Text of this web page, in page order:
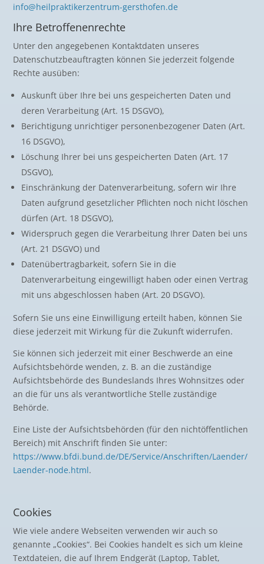
info@heilpraktikerzentrum-gersthofen.de
Ihre Betroffenenrechte
Unter den angegebenen Kontaktdaten unseres
Datenschutzbeauftragten können Sie jederzeit folgende
Rechte ausüben:
Auskunft über Ihre bei uns gespeicherten Daten und
deren Verarbeitung (Art. 15 DSGVO),
Berichtigung unrichtiger personenbezogener Daten (Art.
16 DSGVO),
Löschung Ihrer bei uns gespeicherten Daten (Art. 17
DSGVO),
Einschränkung der Datenverarbeitung, sofern wir Ihre
Daten aufgrund gesetzlicher Pflichten noch nicht löschen
dürfen (Art. 18 DSGVO),
Widerspruch gegen die Verarbeitung Ihrer Daten bei uns
(Art. 21 DSGVO) und
Datenübertragbarkeit, sofern Sie in die
Datenverarbeitung eingewilligt haben oder einen Vertrag
mit uns abgeschlossen haben (Art. 20 DSGVO).
Sofern Sie uns eine Einwilligung erteilt haben, können Sie
diese jederzeit mit Wirkung für die Zukunft widerrufen.
Sie können sich jederzeit mit einer Beschwerde an eine
Aufsichtsbehörde wenden, z. B. an die zuständige
Aufsichtsbehörde des Bundeslands Ihres Wohnsitzes oder
an die für uns als verantwortliche Stelle zuständige
Behörde.
Eine Liste der Aufsichtsbehörden (für den nichtöffentlichen
Bereich) mit Anschrift finden Sie unter:
https://www.bfdi.bund.de/DE/Service/Anschriften/Laender/
Laender-node.html.
Cookies
Wie viele andere Webseiten verwenden wir auch so
genannte „Cookies“. Bei Cookies handelt es sich um kleine
Textdateien, die auf Ihrem Endgerät (Laptop, Tablet,